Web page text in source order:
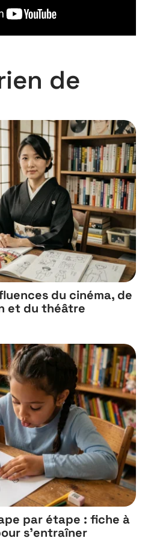
de
du cinéma, de
et du théâtre
par étape : fiche à
s’entraîner